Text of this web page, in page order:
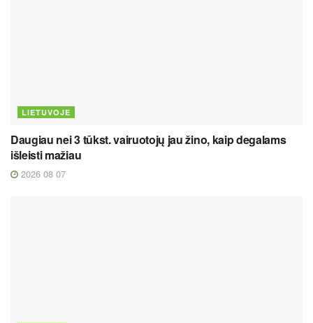
LIETUVOJE
Daugiau nei 3 tūkst. vairuotojų jau žino, kaip degalams
išleisti mažiau
2026 08 07